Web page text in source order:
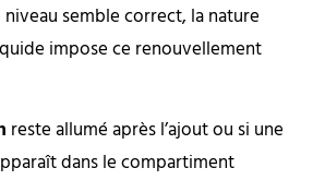
semble correct, la nature
impose ce renouvellement
reste allumé après l’ajout ou si une
dans le compartiment